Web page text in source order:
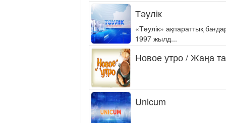
Тәулік
«Тәулік» ақпараттық
1997 жылд...
Новое утро / Жаңа
Unicum